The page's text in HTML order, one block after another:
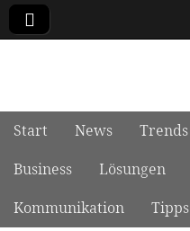
Main menu
Skip to content
Start News Trends
Business
Lösungen
Kommunikation
Tipps